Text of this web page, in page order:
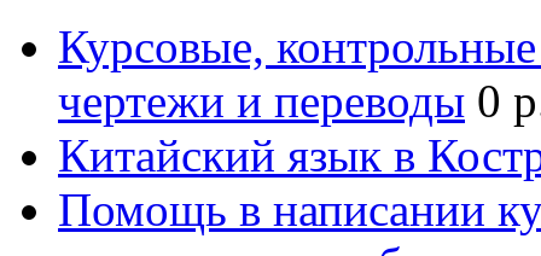
Курсовые,
чертежи и переводы 0
Китайский язык в
Помощь в написании